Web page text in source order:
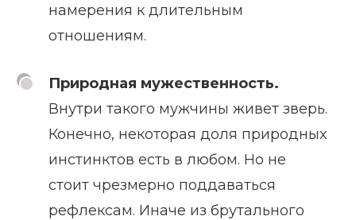
намерения к длительным
отношениям.
Природная мужественность.
Внутри такого мужчины живет зверь.
Конечно, некоторая доля природных
инстинктов есть в любом. Но не
стоит чрезмерно поддаваться
рефлексам. Иначе из брутального